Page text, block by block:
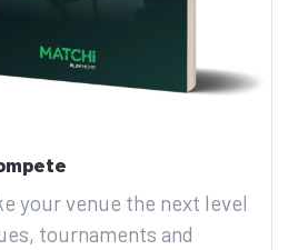
your venue the next level
tournaments and